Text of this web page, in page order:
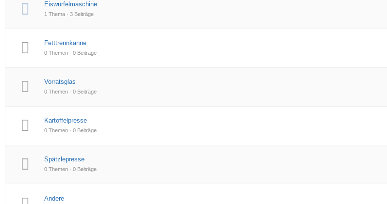
Eiswürfelmaschine
1 Thema · 3 Beiträge
Fetttrennkanne
0 Themen · 0 Beiträge
Vorratsglas
0 Themen · 0 Beiträge
Kartoffelpresse
0 Themen · 0 Beiträge
Spätzlepresse
0 Themen · 0 Beiträge
Andere